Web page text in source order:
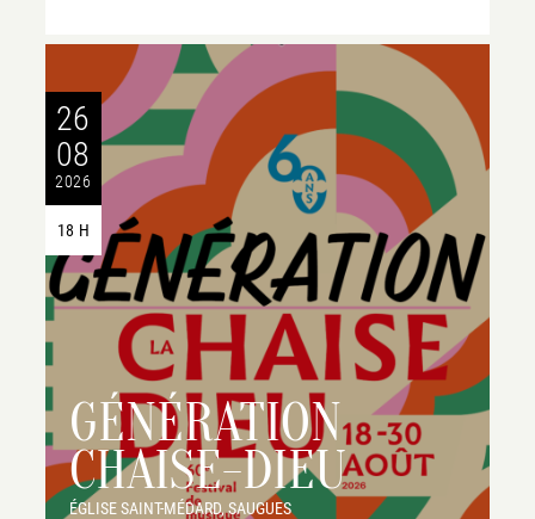
26
08
2026
18 H
GÉNÉRATION
CHAISE-DIEU
ÉGLISE SAINT-MÉDARD, SAUGUES